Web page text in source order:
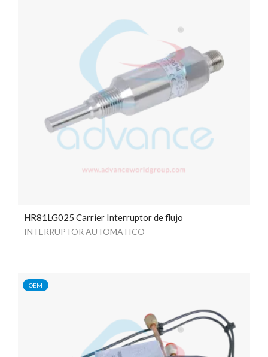
HR81LG025 Carrier Interruptor de flujo
INTERRUPTOR AUTOMATICO
OEM